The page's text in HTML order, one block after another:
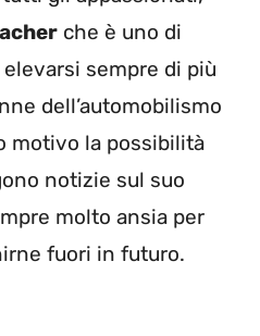
che è uno di
sempre di più
dell’automobilismo
motivo la possibilità
notizie sul suo
molto ansia per
fuori in futuro.